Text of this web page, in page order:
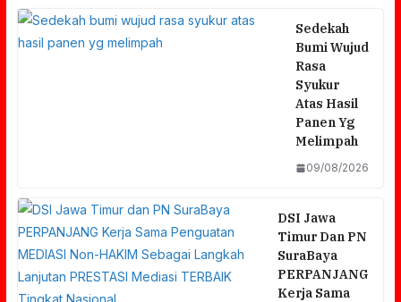
Sedekah
Bumi Wujud
Rasa
Syukur
Atas Hasil
Panen Yg
Melimpah
09/08/2026
DSI Jawa
Timur Dan PN
SuraBaya
PERPANJANG
Kerja Sama